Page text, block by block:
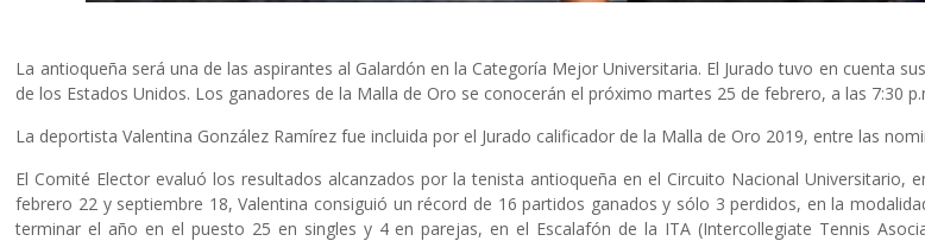
La antioqueña será una de las aspirantes al Galardón en la Categoría Mejor Universitaria. El Jurado tuvo en cuenta
de los Estados Unidos. Los ganadores de la Malla de Oro se conocerán el próximo martes 25 de febrero, a las 7:30
La deportista Valentina González Ramírez fue incluida por el Jurado calificador de la Malla de Oro 2019, entre las
El Comité Elector evaluó los resultados alcanzados por la tenista antioqueña en el Circuito Nacional Universitario,
febrero 22 y septiembre 18, Valentina consiguió un récord de 16 partidos ganados y sólo 3 perdidos, en la
terminar el año en el puesto 25 en singles y 4 en parejas, en el Escalafón de la ITA (Intercollegiate Tennis